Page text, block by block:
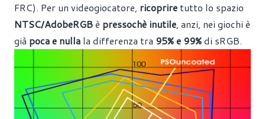
FRC). Per un videogiocatore, ricoprire tutto lo spazio
NTSC/AdobeRGBè pressochè inutile, anzi, nei giochi è
già poca e nulla la differenza tra 95% e 99%di sRGB.